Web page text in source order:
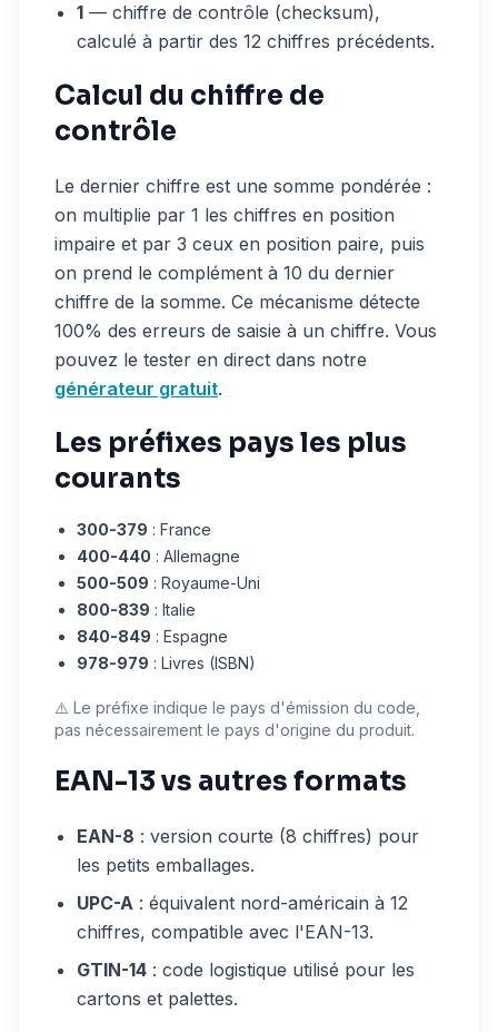
1 — chiffre de contrôle (checksum),
calculé à partir des 12 chiffres précédents.
Calcul du chiffre de
contrôle
Le dernier chiffre est une somme pondérée :
on multiplie par 1 les chiffres en position
impaire et par 3 ceux en position paire, puis
on prend le complément à 10 du dernier
chiffre de la somme. Ce mécanisme détecte
100% des erreurs de saisie à un chiffre. Vous
pouvez le tester en direct dans notre
générateur gratuit.
Les préfixes pays les plus
courants
300-379 : France
400-440 : Allemagne
500-509 : Royaume-Uni
800-839 : Italie
840-849 : Espagne
978-979 : Livres (ISBN)
⚠️ Le préfixe indique le pays d'émission du code,
pas nécessairement le pays d'origine du produit.
EAN-13 vs autres formats
EAN-8 : version courte (8 chiffres) pour
les petits emballages.
UPC-A : équivalent nord-américain à 12
chiffres, compatible avec l'EAN-13.
GTIN-14 : code logistique utilisé pour les
cartons et palettes.